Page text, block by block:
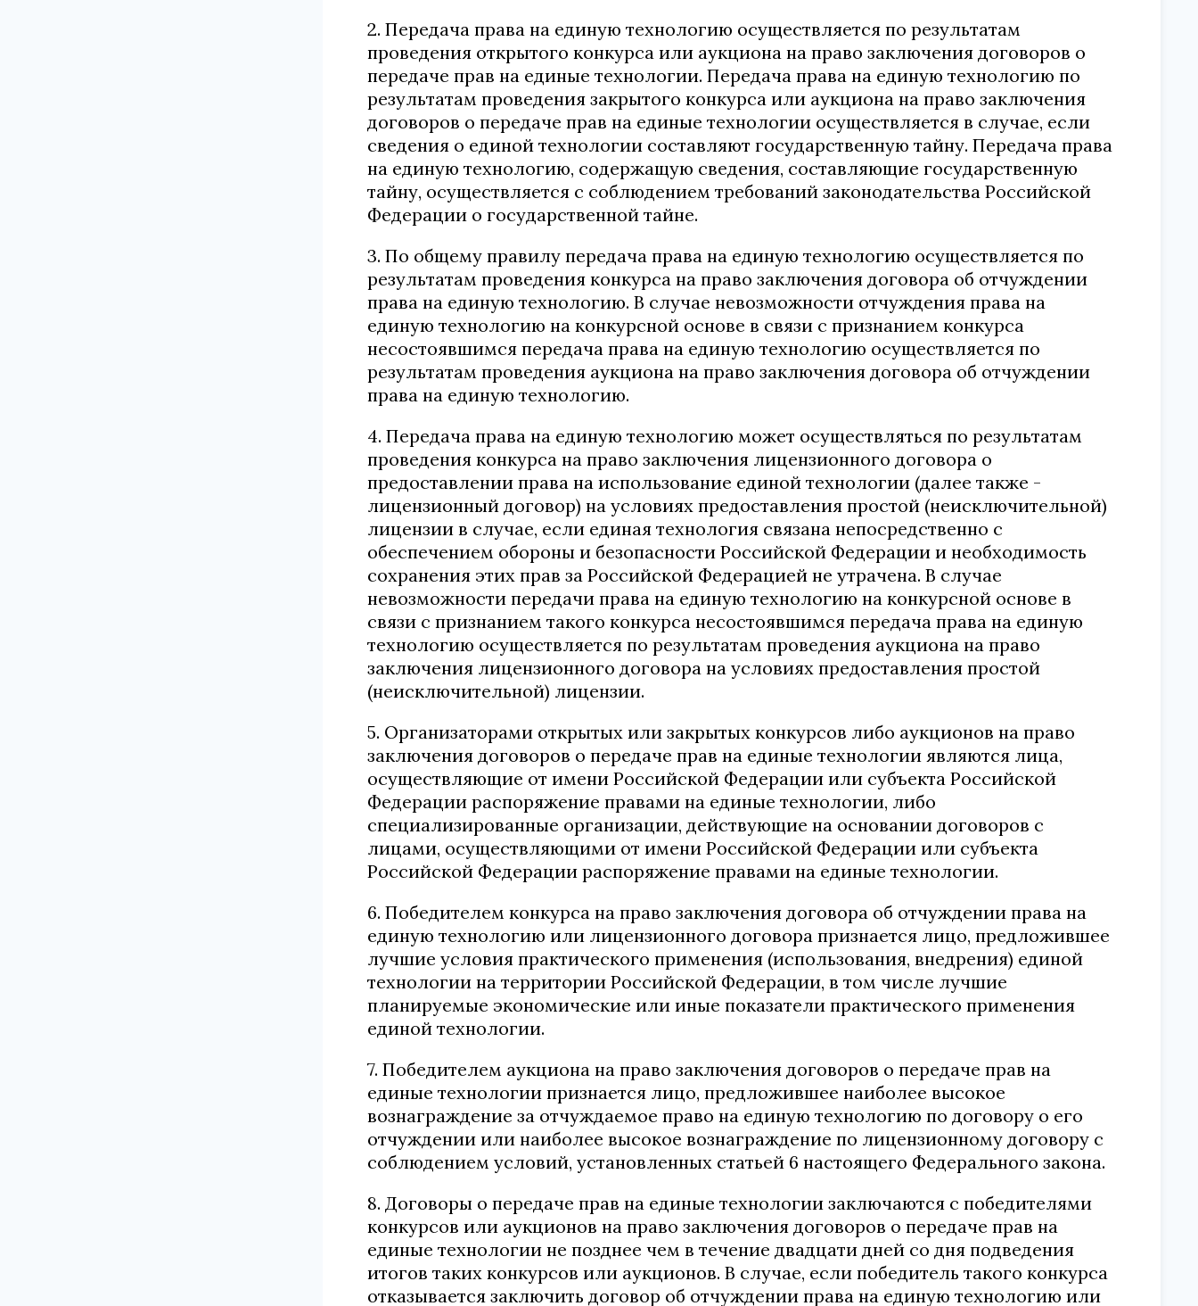
2. Передача права на единую технологию осуществляется по результатам
проведения открытого конкурса или аукциона на право заключения договоров о
передаче прав на единые технологии. Передача права на единую технологию по
результатам проведения закрытого конкурса или аукциона на право заключения
договоров о передаче прав на единые технологии осуществляется в случае, если
сведения о единой технологии составляют государственную тайну. Передача права
на единую технологию, содержащую сведения, составляющие государственную
тайну, осуществляется с соблюдением требований законодательства Российской
Федерации о государственной тайне.
3. По общему правилу передача права на единую технологию осуществляется по
результатам проведения конкурса на право заключения договора об отчуждении
права на единую технологию. В случае невозможности отчуждения права на
единую технологию на конкурсной основе в связи с признанием конкурса
несостоявшимся передача права на единую технологию осуществляется по
результатам проведения аукциона на право заключения договора об отчуждении
права на единую технологию.
4. Передача права на единую технологию может осуществляться по результатам
проведения конкурса на право заключения лицензионного договора о
предоставлении права на использование единой технологии (далее также -
лицензионный договор) на условиях предоставления простой (неисключительной)
лицензии в случае, если единая технология связана непосредственно с
обеспечением обороны и безопасности Российской Федерации и необходимость
сохранения этих прав за Российской Федерацией не утрачена. В случае
невозможности передачи права на единую технологию на конкурсной основе в
связи с признанием такого конкурса несостоявшимся передача права на единую
технологию осуществляется по результатам проведения аукциона на право
заключения лицензионного договора на условиях предоставления простой
(неисключительной) лицензии.
5. Организаторами открытых или закрытых конкурсов либо аукционов на право
заключения договоров о передаче прав на единые технологии являются лица,
осуществляющие от имени Российской Федерации или субъекта Российской
Федерации распоряжение правами на единые технологии, либо
специализированные организации, действующие на основании договоров с
лицами, осуществляющими от имени Российской Федерации или субъекта
Российской Федерации распоряжение правами на единые технологии.
6. Победителем конкурса на право заключения договора об отчуждении права на
единую технологию или лицензионного договора признается лицо, предложившее
лучшие условия практического применения (использования, внедрения) единой
технологии на территории Российской Федерации, в том числе лучшие
планируемые экономические или иные показатели практического применения
единой технологии.
7. Победителем аукциона на право заключения договоров о передаче прав на
единые технологии признается лицо, предложившее наиболее высокое
вознаграждение за отчуждаемое право на единую технологию по договору о его
отчуждении или наиболее высокое вознаграждение по лицензионному договору с
соблюдением условий, установленных статьей 6 настоящего Федерального закона.
8. Договоры о передаче прав на единые технологии заключаются с победителями
конкурсов или аукционов на право заключения договоров о передаче прав на
единые технологии не позднее чем в течение двадцати дней со дня подведения
итогов таких конкурсов или аукционов. В случае, если победитель такого конкурса
отказывается заключить договор об отчуждении права на единую технологию или